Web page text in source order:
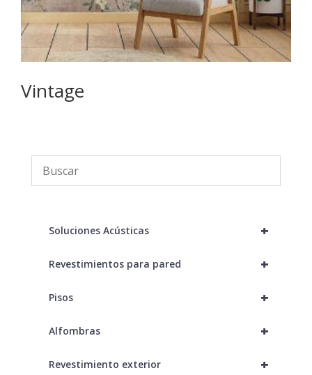
Vintage
+
Soluciones Acústicas
+
Revestimientos para pared
+
Pisos
+
Alfombras
+
Revestimiento exterior